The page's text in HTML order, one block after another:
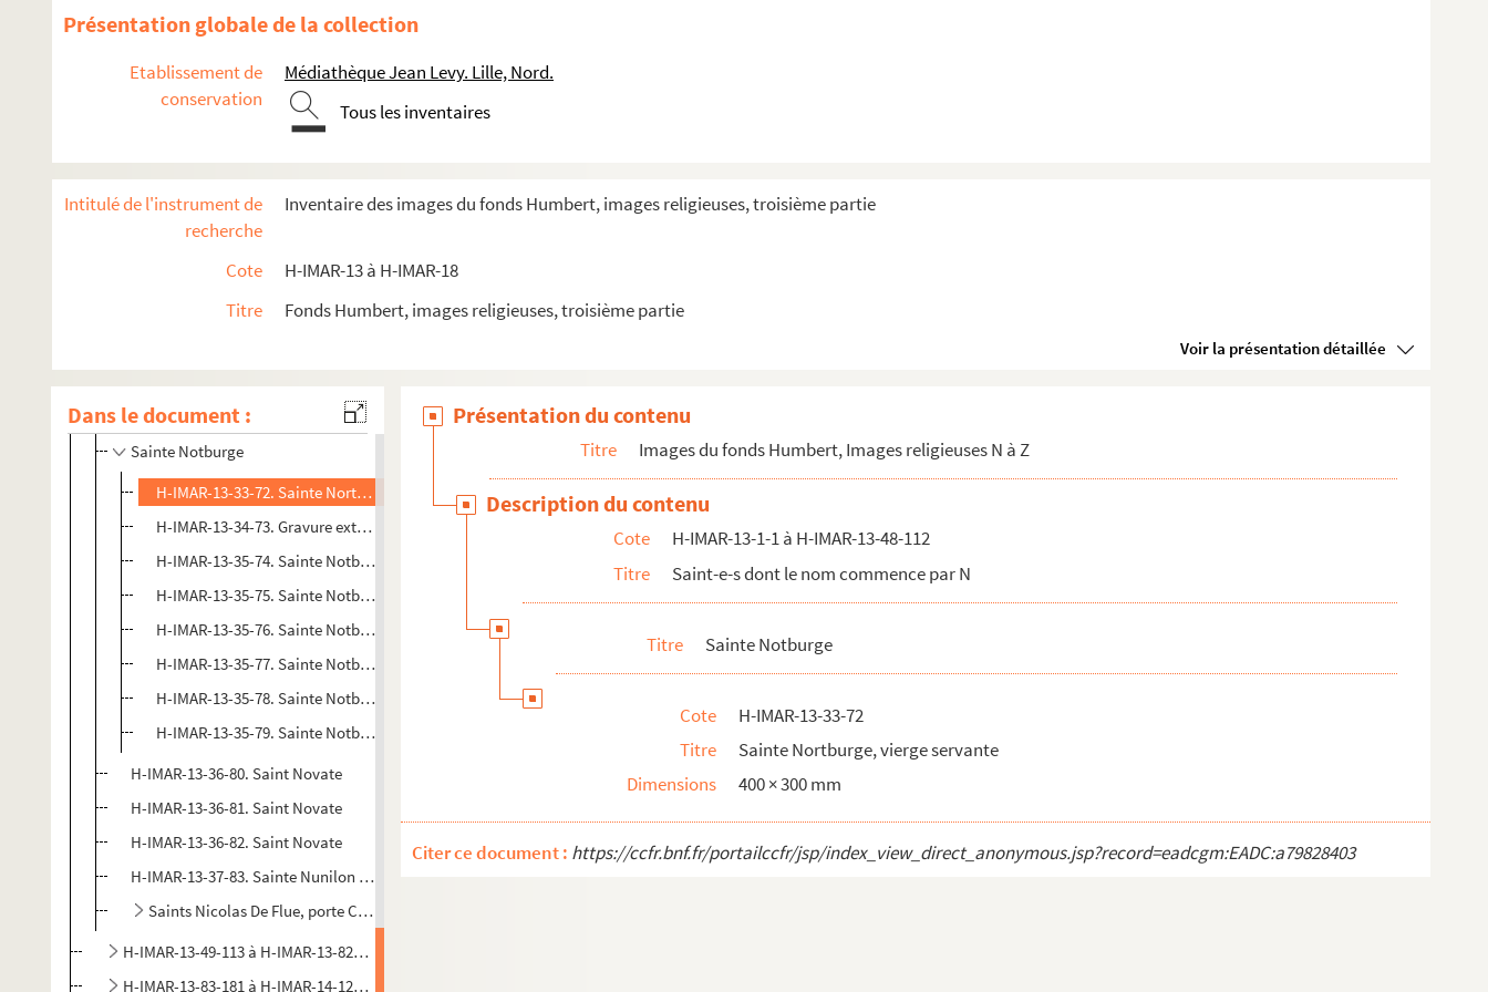
Présentation globale de la collection
Etablissement de
conservation
Médiathèque Jean Levy. Lille, Nord.
Tous les inventaires
Intitulé de l'instrument de
recherche
Inventaire des images du fonds Humbert, images religieuses, troisième partie
Cote
H-IMAR-13 à H-IMAR-18
Titre
Fonds Humbert, images religieuses, troisième partie
Voir la présentation détaillée
Dans le document :
H-IMAR-13-17-37. Nicodemus
Saints Nicaise
H-IMAR-13-21-43. Saint Ninian
H-IMAR-13-23-45. Saint Niceas
H-IMAR-13-23-46. Saint Niceas
H-IMAR-13-24-48. Sainte Nina, appelée aussi sainte Chrétienne, vierge et apôtre de la Géorgie
H-IMAR-13-25-49. Noé
H-IMAR-13-27-51. Saint Norbert, fondateur des Premontrés, archevêque de Magdebourg
Saint Norbert
Sainte Notburge
H-IMAR-13-33-72. Sainte Nortburge, vierge servante
H-IMAR-13-34-73. Gravure extraite de Madame sainte Notburge
H-IMAR-13-35-74. Sainte Notburge
H-IMAR-13-35-75. Sainte Notburge
H-IMAR-13-35-76. Sainte Notburge
H-IMAR-13-35-77. Sainte Notburge
H-IMAR-13-35-78. Sainte Notburge
H-IMAR-13-35-79. Sainte Notburge
H-IMAR-13-36-80. Saint Novate
H-IMAR-13-36-81. Saint Novate
H-IMAR-13-36-82. Saint Novate
H-IMAR-13-37-83. Sainte Nunilon et sainte Elodie
Saints Nicolas De Flue, porte Croix, le Studite, de Tolentino, Albergati
H-IMAR-13-49-113 à H-IMAR-13-82-180. Saint-e-s dont le nom commence par O
H-IMAR-13-83-181 à H-IMAR-14-122-303. Saint-e-s dont le nom commence par P
Présentation du contenu
Titre Images du fonds Humbert, Images religieuses N à Z
Description du contenu
Cote
H-IMAR-13-1-1 à H-IMAR-13-48-112
Titre
Saint-e-s dont le nom commence par N
Titre Sainte Notburge
Cote
H-IMAR-13-33-72
Titre
Sainte Nortburge, vierge servante
Dimensions
400 × 300 mm
Citer ce document : https://ccfr.bnf.fr/portailccfr/jsp/index_view_direct_anonymous.jsp?record=eadcgm:EADC:a79828403